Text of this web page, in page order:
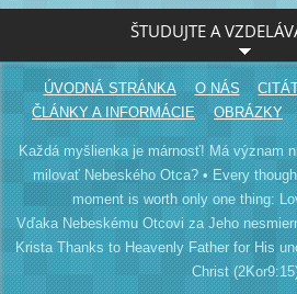
ŠTUDUJTE A
ÚVODNÁ STRÁNKA O NÁS
ČLÁNKY A INFORMÁCIE
OBRÁZKY
Každá myšlienka je márnosť! Má význam
milovať Nebeského Otca? • Every
moment is worth only one thing:
Vďaka Nebeskému Otcovi za Jeho
Krista Thanks to Heavenly Father for His
Christ